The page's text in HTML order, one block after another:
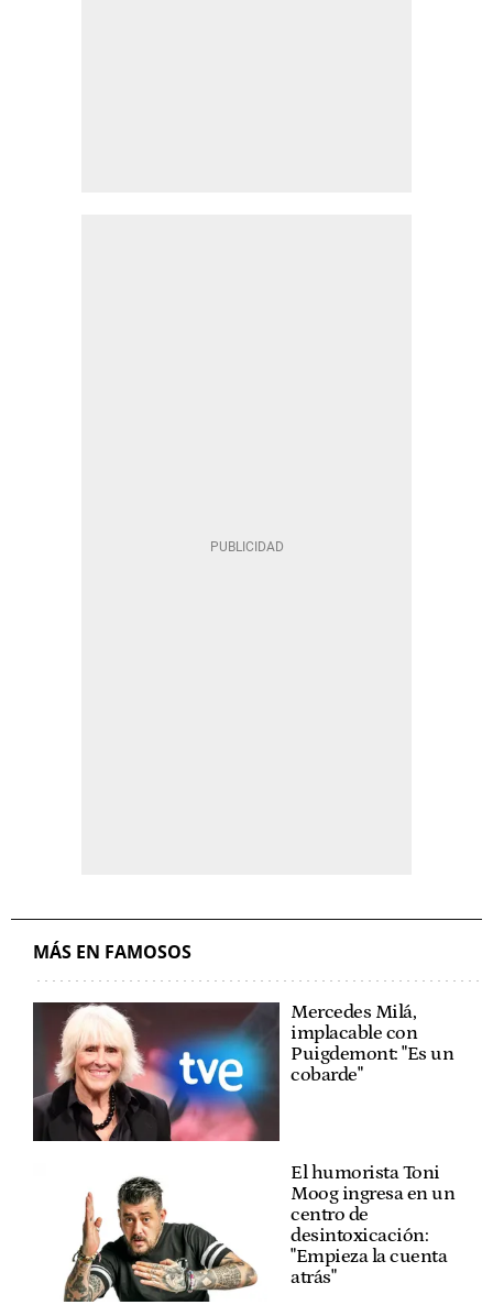
MÁS EN FAMOSOS
Mercedes Milá,
implacable con
Puigdemont: "Es un
cobarde"
El humorista Toni
Moog ingresa en un
centro de
desintoxicación:
"Empieza la cuenta
atrás"